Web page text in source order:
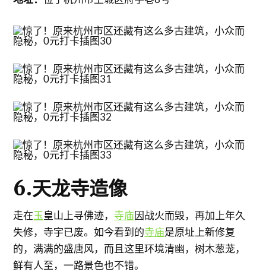
6.天龙寺造像
走在玉皇山上寻佛迹，寺庙因战火而毁，再加上年久
失修，寺宇已废。如今看到的寺庙是原址上新修复
的，满满的盛唐风，而且这里环境清幽，树木葱茏，
鲜有人至，一路景色也不错。